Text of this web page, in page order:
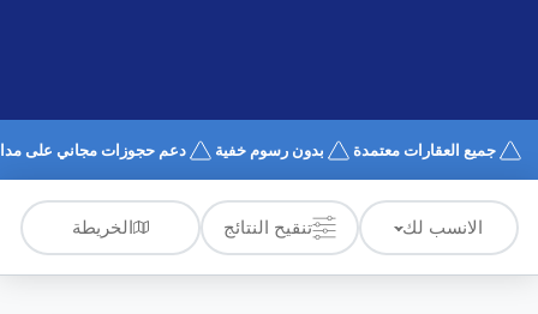
كيف
تعمل؟
الأسئلة
الشائعة
جميع العقارات معتمدة بدون رسوم خفية دعم حجوزات مجاني على مدار
الانسب لك تنقيح النتائج الخريطة